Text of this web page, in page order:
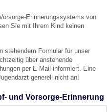
Erinnerungssystems von
Sie mit Ihrem Kind keinen
stehendem Formular für unser
über anstehende
per E-Mail informiert. Eine
generell nicht an!
und Vorsorge-Erinnerung